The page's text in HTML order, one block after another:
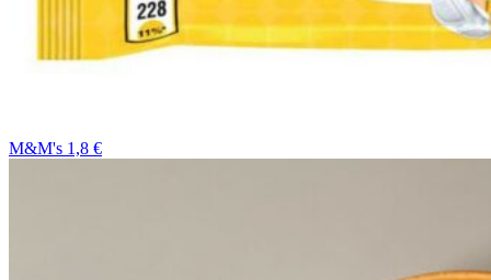
M&M's 1,8 €